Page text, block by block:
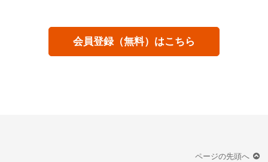
会員登録（無料）はこちら
ページの先頭へ